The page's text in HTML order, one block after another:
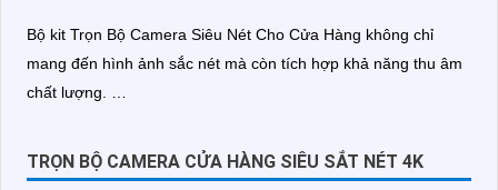
Bộ kit Trọn Bộ Camera Siêu Nét Cho Cửa Hàng không chỉ
mang đến hình ảnh sắc nét mà còn tích hợp khả năng thu âm
chất lượng.
ghi lại mọi hoạt động diễn ra trong cửa hàng với độ chính xác
cao
TRỌN BỘ CAMERA CỬA HÀNG SIÊU SẮT NÉT 4K